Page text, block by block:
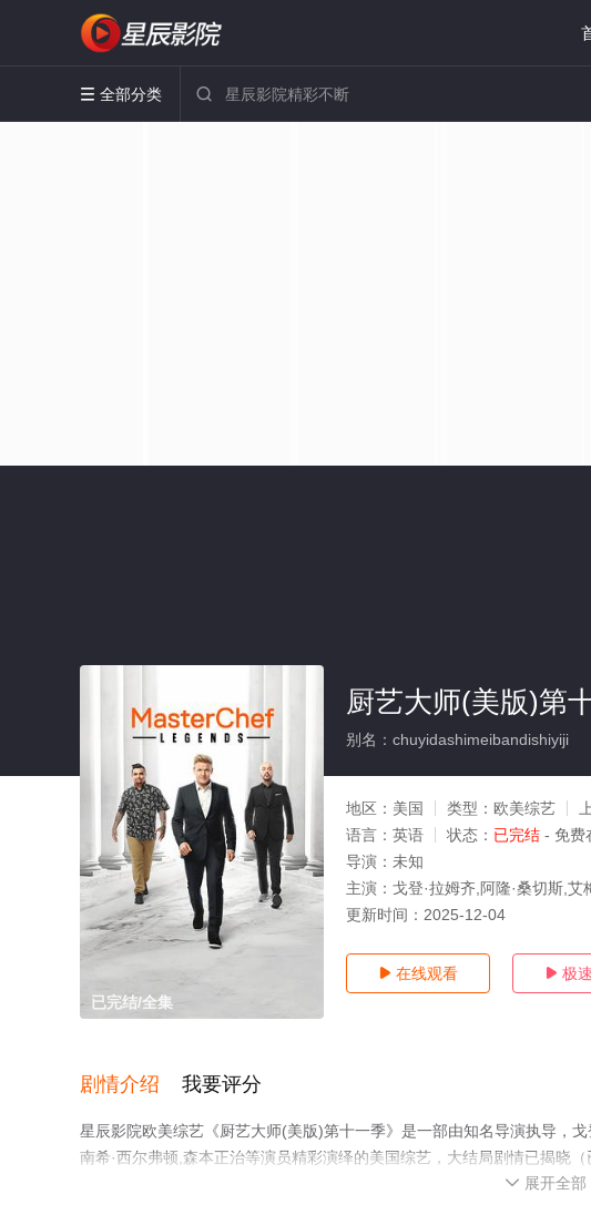
 全部分类 
已完结/全集
厨艺大师(美版)第
别名：chuyidashimeibandishiyiji
地区： 美国 类型： 欧美综艺
语言： 英语 状态： 已完结 - 免费
导演： 未知
主演： 戈登·拉姆齐,阿隆·桑切斯,
更新时间： 2025-12-04
 在线观看  极
剧情介绍 我要评分
星辰影院欧美综艺《厨艺大师(美版)第十一季》是一部由知名导演执导，
南希·西尔弗顿,森本正治等演员精彩演绎的美国综艺，大结局剧情已揭晓
影视，更多相关信息可移步至豆瓣综艺、电视猫或剧情网等平台了解。
 展开全部